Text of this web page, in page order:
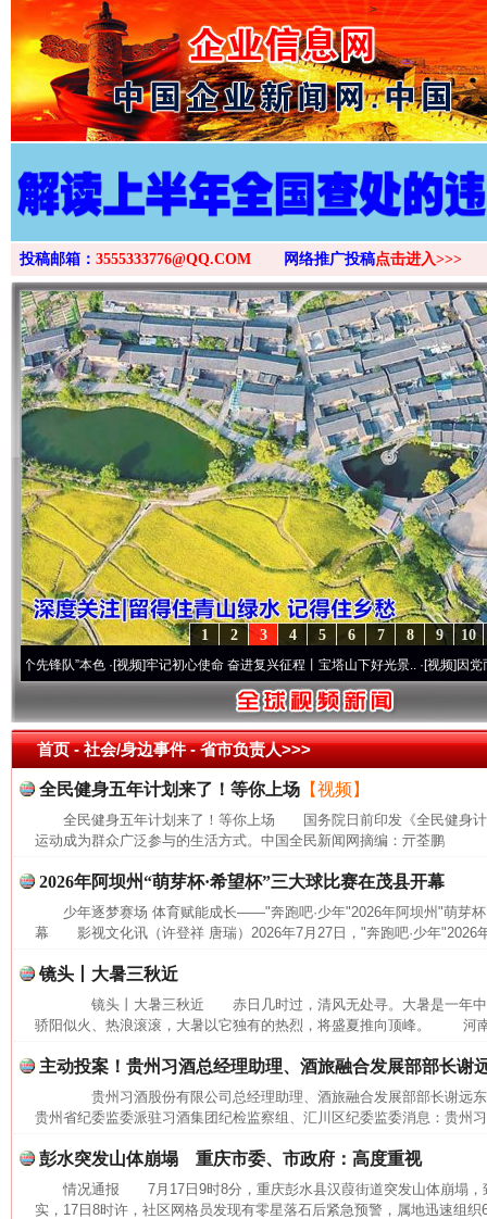
>
投稿邮箱： 3555333776@QQ.COM 网络推广投稿点击进入>>>
10
9
8
7
6
5
4
3
2
1
队”本色·[视频]牢记初心使命 奋进复兴征程丨宝塔山下好光景..·[视频]因党而生 为
首页- 社会/身边事件 -省市负责人>>>
全民健身五年计划来了！等你上场 【视频】
全民健身五年计划来了！等你上场 国务院日前印发《全民健身计
运动成为群众广泛参与的生活方式。中国全民新闻网摘编：亓荃鹏
2026年阿坝州“萌芽杯·希望杯”三大球比赛在茂县开幕
少年逐梦赛场 体育赋能成长——"奔跑吧·少年"2026年阿坝州"萌芽
幕 影视文化讯（许登祥 唐瑞）2026年7月27日，"奔跑吧·少年"2026
镜头丨大暑三秋近
镜头丨大暑三秋近 赤日几时过，清风无处寻。大暑是一年中
骄阳似火、热浪滚滚，大暑以它独有的热烈，将盛夏推向顶峰。 河
主动投案！贵州习酒总经理助理、酒旅融合发展部部长谢
贵州习酒股份有限公司总经理助理、酒旅融合发展部部长谢
贵州省纪委监委派驻习酒集团纪检监察组、汇川区纪委监委消息：贵州
彭水突发山体崩塌 重庆市委、市政府：高度重视
情况通报 7月17日9时8分，重庆彭水县汉葭街道突发山体崩塌，
实，17日8时许，社区网格员发现有零星落石后紧急预警，属地迅速组